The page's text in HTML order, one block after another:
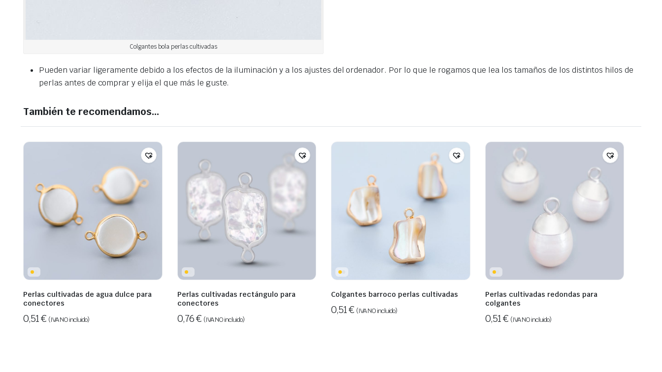
Colgantes bola perlas cultivadas
Pueden variar ligeramente debido a los efectos de la iluminación y a los ajustes del ordenador. Por lo que le rogamos que lea los tamaños de los distintos hilos de
perlas antes de comprar y elija el que más le guste.
También te recomendamos…
Perlas cultivadas de agua dulce para
conectores
0,51€ (IVA NO incluido)
Perlas cultivadas rectángulo para
conectores
0,76€ (IVA NO incluido)
Colgantes barroco perlas cultivadas
0,51€ (IVA NO incluido)
Perlas cultivadas redondas para
colgantes
0,51€ (IVA NO incluido)